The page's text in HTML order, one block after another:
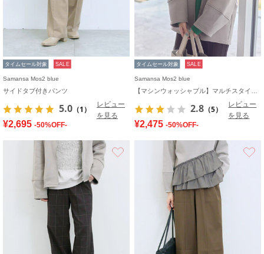
タイムセール対象 SALE
Samansa Mos2 blue
サイドタブ付きパンツ
5.0 （1）
レビュー
を見る
¥2,695 -50%OFF-
タイムセール対象 SALE
Samansa Mos2 blue
2.8 （5）
レビュー
を見る
¥2,475 -50%OFF-